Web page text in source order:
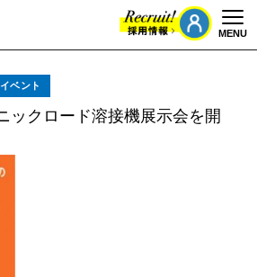
MENU
イベント
ックロード溶接機展示会を開